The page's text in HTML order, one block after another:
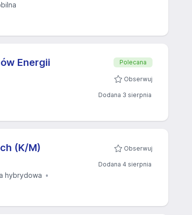
Energii Polecana
Obserwuj
Dodana 3 sierpnia
(K/M)
hybrydowa
Obserwuj
Dodana 4 sierpnia